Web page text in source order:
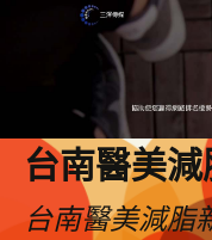
台南醫美
台南醫美減脂